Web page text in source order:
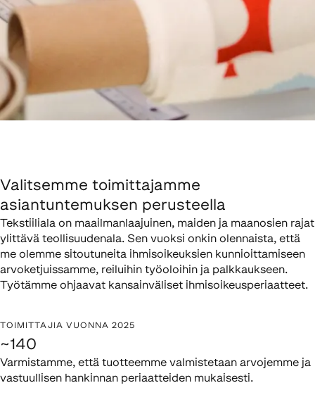
Valitsemme toimittajamme
asiantuntemuksen perusteella
Tekstiiliala on maailmanlaajuinen, maiden ja maanosien rajat
ylittävä teollisuudenala. Sen vuoksi onkin olennaista, että
me olemme sitoutuneita ihmisoikeuksien kunnioittamiseen
arvoketjuissamme, reiluihin työoloihin ja palkkaukseen.
Työtämme ohjaavat kansainväliset ihmisoikeusperiaatteet.
TOIMITTAJIA VUONNA 2025
~140
Varmistamme, että tuotteemme valmistetaan arvojemme ja
vastuullisen hankinnan periaatteiden mukaisesti.